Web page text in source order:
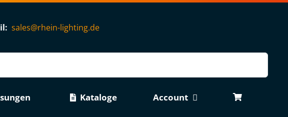
sales@rhein-lighting.de
Kataloge Account